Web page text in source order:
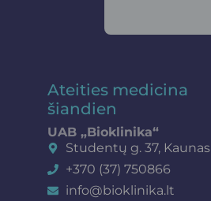
Ateities medicina
šiandien
UAB „Bioklinika“
Studentų g. 37, Kaunas
+370 (37) 750866
info@bioklinika.lt